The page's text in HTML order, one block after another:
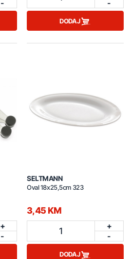
- -
DODAJ
+
-
SELTMANN
Oval 18x25,5cm 323
3,45 KM
1
+
-
DODAJ